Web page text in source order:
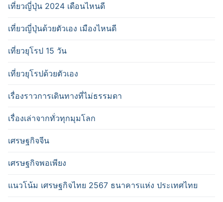
เที่ยวญี่ปุ่น 2024 เดือนไหนดี
เที่ยวญี่ปุ่นด้วยตัวเอง เมืองไหนดี
เที่ยวยุโรป 15 วัน
เที่ยวยุโรปด้วยตัวเอง
เรื่องราวการเดินทางที่ไม่ธรรมดา
เรื่องเล่าจากทั่วทุกมุมโลก
เศรษฐกิจจีน
เศรษฐกิจพอเพียง
แนวโน้ม เศรษฐกิจไทย 2567 ธนาคารแห่ง ประเทศไทย